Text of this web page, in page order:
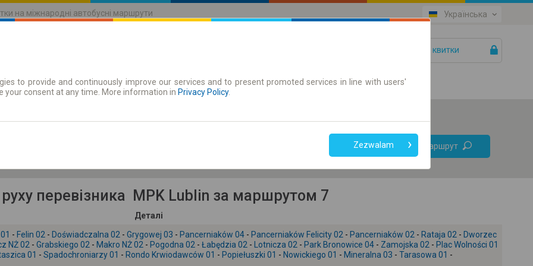
на міжнародні автобусні маршрути Українська
Ваші квитки
Абонементи
Тільки онлайн квиток
Знайти маршрут
перевізника MPK Lublin за маршрутом 7
Деталі
- Felin 02 - Doświadczalna 02 - Grygowej 03 - Pancerniaków 04 - Pancerniaków Felicity 02 - Pancerniaków 02 - Rataja 02 - Dworzec
NŻ 02 - Grabskiego 02 - Makro NŻ 02 - Pogodna 02 - Łabędzia 02 - Lotnicza 02 - Park Bronowice 04 - Zamojska 02 - Plac Wolności 01
01 - Spadochroniarzy 01 - Rondo Krwiodawców 01 - Popiełuszki 01 - Nowickiego 01 - Mineralna 03 - Tarasowa 01 -
to provide and continuously improve our services and to present promoted services in line with users'
your consent at any time. More information in Privacy Policy.
Zezwalam